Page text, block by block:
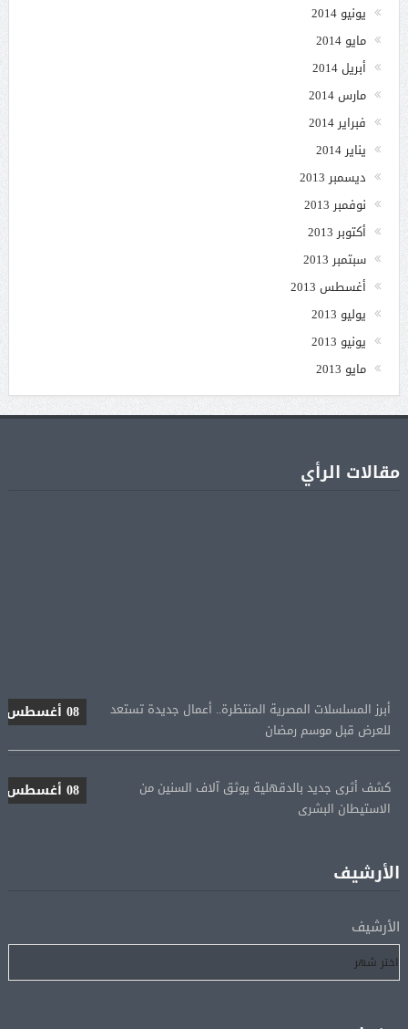
يونيو 2014
مايو 2014
أبريل 2014
مارس 2014
فبراير 2014
يناير 2014
ديسمبر 2013
نوفمبر 2013
أكتوبر 2013
سبتمبر 2013
أغسطس 2013
يوليو 2013
يونيو 2013
مايو 2013
مقالات الرأي
للعرض قبل موسم رمضان
الاستيطان البشرى
المؤهلة لأولمبياد 2028
إسبانيا تعيد فرض الرقابة على حدودها مع إيطاليا وسط
خلاف متصاعد بشأن الهجرة
الأرشيف
الأرشيف